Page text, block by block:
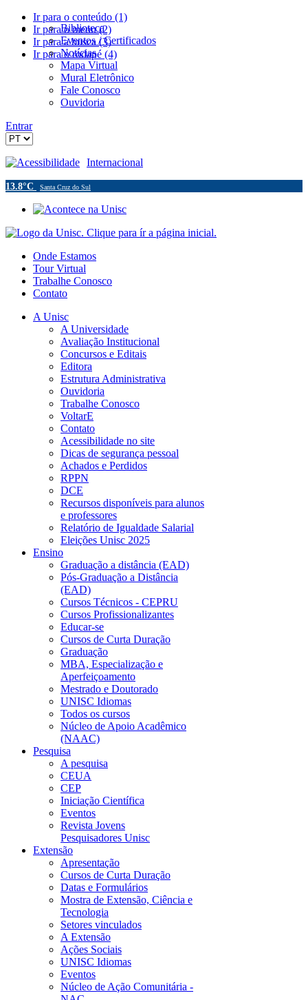
Ir para o conteúdo (1)
Ir para o menu (2)
Ir para a busca (3)
Ir para o rodapé (4)
Biblioteca
Eventos / Certificados
Notícias
Mapa Virtual
Mural Eletrônico
Fale Conosco
Ouvidoria
Entrar
Acessibilidade Internacional
13.8°C Santa Cruz do Sul
Onde Estamos
Tour Virtual
Trabalhe Conosco
Contato
A Unisc
A Universidade
Avaliação Institucional
Concursos e Editais
Editora
Estrutura Administrativa
Ouvidoria
Trabalhe Conosco
VoltarE
Contato
Acessibilidade no site
Dicas de segurança pessoal
Achados e Perdidos
RPPN
DCE
Recursos disponíveis para alunos
e professores
Relatório de Igualdade Salarial
Eleições Unisc 2025
Ensino
Graduação a distância (EAD)
Pós-Graduação a Distância
(EAD)
Cursos Técnicos - CEPRU
Cursos Profissionalizantes
Educar-se
Cursos de Curta Duração
Graduação
MBA, Especialização e
Aperfeiçoamento
Mestrado e Doutorado
UNISC Idiomas
Todos os cursos
Núcleo de Apoio Acadêmico
(NAAC)
Pesquisa
A pesquisa
CEUA
CEP
Iniciação Científica
Eventos
Revista Jovens
Pesquisadores Unisc
Extensão
Apresentação
Cursos de Curta Duração
Datas e Formulários
Mostra de Extensão, Ciência e
Tecnologia
Setores vinculados
A Extensão
Ações Sociais
UNISC Idiomas
Eventos
Núcleo de Ação Comunitária -